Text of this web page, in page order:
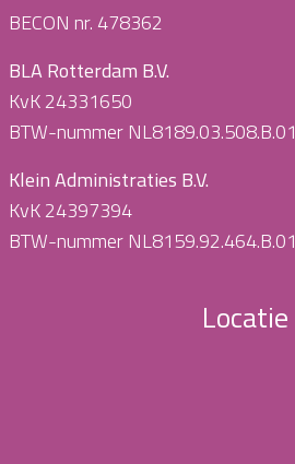
BECON nr. 478362
BLA Rotterdam B.V.
KvK 24331650
BTW-nummer NL8189.03.508.B.01
Klein Administraties B.V.
KvK 24397394
BTW-nummer NL8159.92.464.B.01
Locatie